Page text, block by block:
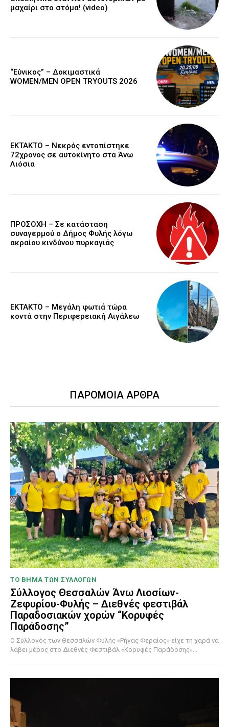
μαχαίρι στο στόμα! (video)
“Εύνικος” – Δοκιμαστικά
WOMEN/MEN OPEN TRYOUTS 2026
EKTAKTO – Νεκρός εντοπίστηκε
72χρονος σε αυτοκίνητο στα Άνω
Λιόσια
ΠΡΟΣΟΧΗ – Σε κατάσταση
συναγερμού ο Δήμος Φυλής λόγω
ακραίου κινδύνου πυρκαγιάς
ΕΚΤΑΚΤΟ – Μεγάλη φωτιά τώρα
κοντά στην Περιφερειακή Αιγάλεω
ΠΑΡΟΜΟΙΑ ΑΡΘΡΑ
ΤΟ ΒΗΜΑ ΤΩΝ ΣΥΛΛΟΓΩΝ
Σύλλογος Θεσσαλών Άνω Λιοσίων-
Ζεφυρίου-Φυλής – Διεθνές φεστιβάλ
Παραδοσιακών χορών “Κορυφές
Παράδοσης”
Ο Σύλλογός των Θεσσαλών Φυλής «Ρήγας Φεραίος» είχε τη χαρά να
λάβει μέρος στο Διεθνές Φεστιβάλ «Κορυφές Παράδοσης»...